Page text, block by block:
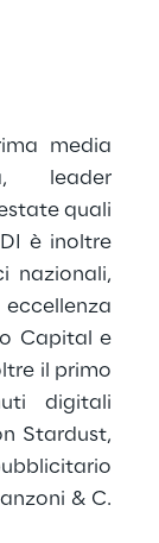
media
leader
quali
è inoltre
nazionali,
Capital e
il primo
digitali
Stardust,
& C.